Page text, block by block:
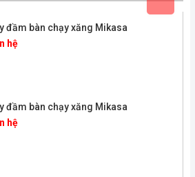
đầm bàn chạy xăng Mikasa
hệ
đầm bàn chạy xăng Mikasa
hệ